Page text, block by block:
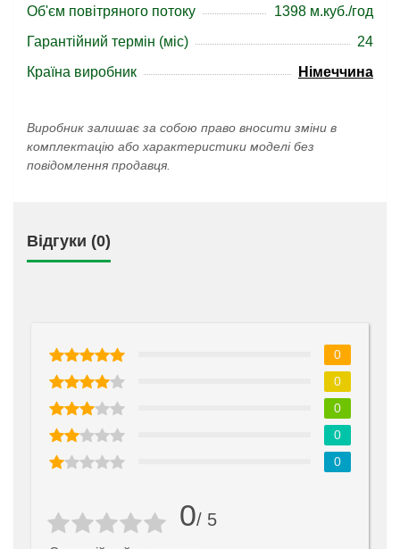
Об'єм повітряного потоку
1398 м.куб./год
Гарантійний термін (міс)
24
Країна виробник
Німеччина
Виробник залишає за собою право вносити зміни в
комплектацію або характеристики моделі без
повідомлення продавця.
Відгуки (0)
0/ 5
0
0
0
0
0